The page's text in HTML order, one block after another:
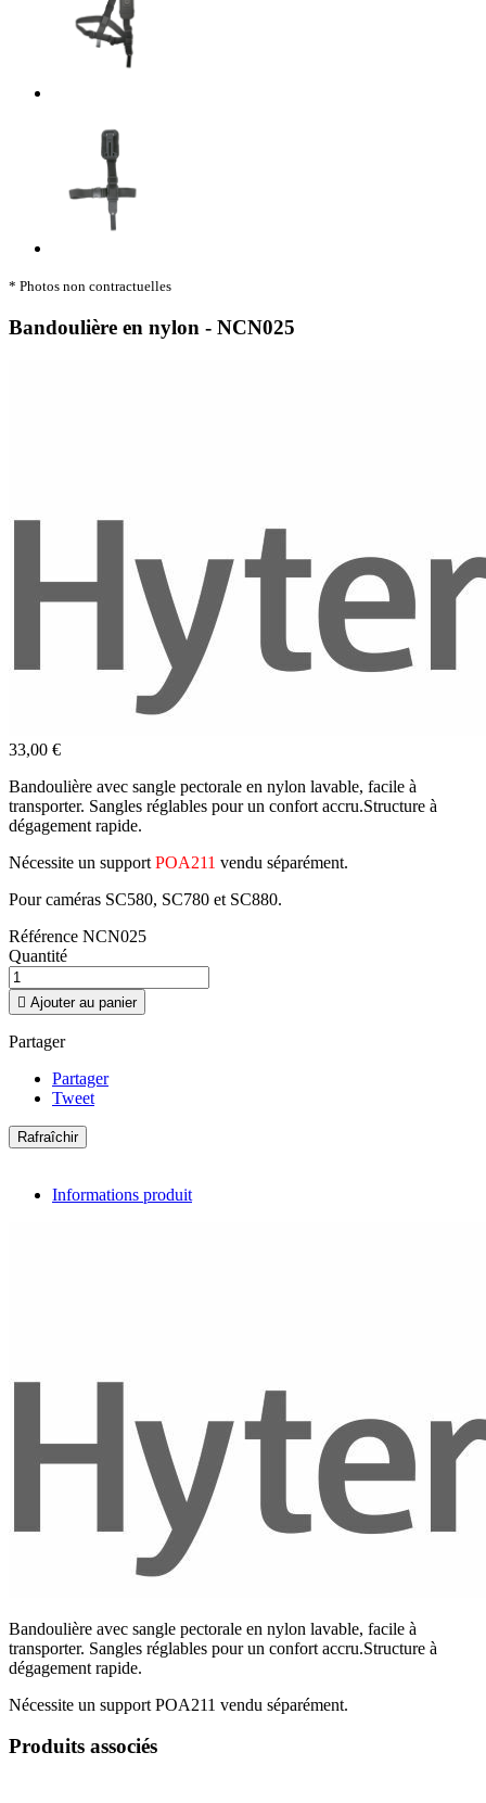
* Photos non contractuelles
Bandoulière en nylon - NCN025
33,00 €
Bandoulière avec sangle pectorale en nylon lavable, facile à
transporter. Sangles réglables pour un confort accru.Structure à
dégagement rapide.
Nécessite un support POA211 vendu séparément.
Pour caméras SC580, SC780 et SC880.
Référence NCN025
Quantité
 Ajouter au panier
Partager
Partager
Tweet
Informations produit
Bandoulière avec sangle pectorale en nylon lavable, facile à
transporter. Sangles réglables pour un confort accru.Structure à
dégagement rapide.
Nécessite un support POA211 vendu séparément.
Produits associés